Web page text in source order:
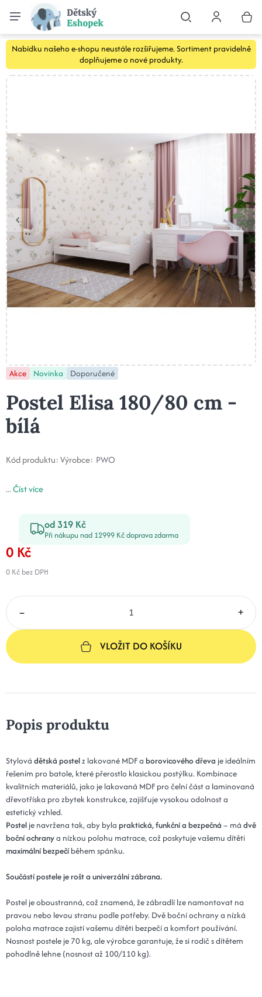
Nabídku našeho e-shopu neustále rozšiřujeme. Sortiment pravidelně
doplňujeme o nové produkty.
Akce Novinka Doporučené
Postel Elisa 180/80 cm -
bílá
Kód produktu:Výrobce: PWO
...Číst více
od 319 Kč
Při nákupu nad 12999 Kč doprava zdarma
0 Kč
0 Kč bez DPH
– +
VLOŽIT DO KOŠÍKU
Popis produktu
Stylová dětská postelz lakované MDF a borovicového dřeva je ideálním
řešením pro batole, které přerostlo klasickou postýlku. Kombinace
kvalitních materiálů, jako je lakovaná MDF pro čelní část a laminovaná
dřevotříska pro zbytek konstrukce, zajišťuje vysokou odolnost a
estetický vzhled.
Postel je navržena tak, aby byla praktická, funkční a bezpečná – má dvě
boční ochranya nízkou polohu matrace, což poskytuje vašemu dítěti
maximální bezpečíběhem spánku.
Součástí postele je rošt a univerzální zábrana.
Postel je oboustranná, což znamená, že zábradlí lze namontovat na
pravou nebo levou stranu podle potřeby. Dvě boční ochrany a nízká
poloha matrace zajistí vašemu dítěti bezpečí a komfort používání.
Nosnost postele je 70 kg, ale výrobce garantuje, že si rodič s dítětem
pohodlně lehne (nosnost až 100/110 kg).